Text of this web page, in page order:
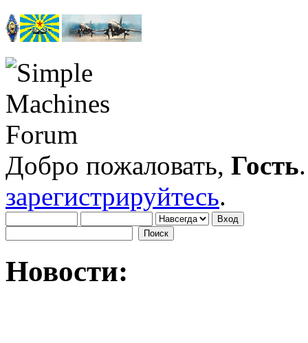
Добро пожаловать, Гость
зарегистрируйтесь.
Новости: